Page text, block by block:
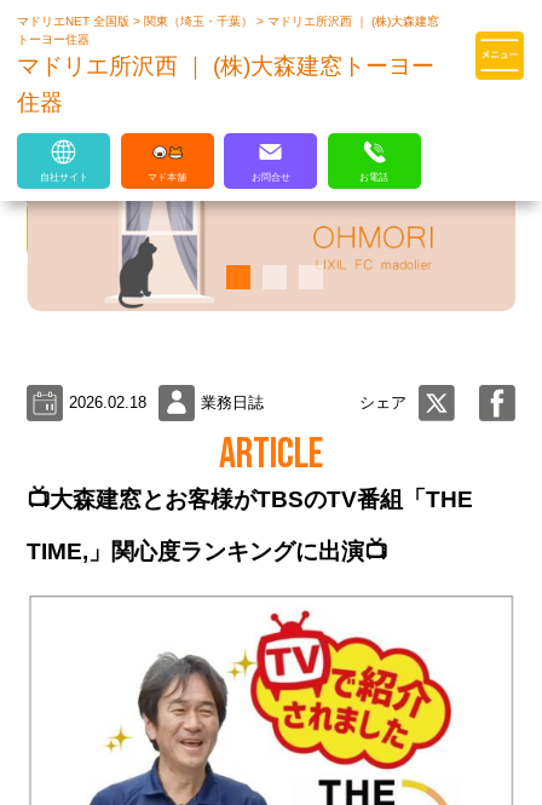
マドリエはLIXILの厳しい基準を
マドリエNET 全国版> 関東（埼玉・千葉）>マドリエ所沢西 ｜ (株)大森建窓
トーヨー住器
マドリエ所沢西 ｜ (株)大森建窓トーヨー
住器
自社サイト マド本舗 お問合せ お電話
2026.02.18 業務日誌 シェア
ARTICLE
📺大森建窓とお客様がTBSのTV番組「THE
TIME,」関心度ランキングに出演📺